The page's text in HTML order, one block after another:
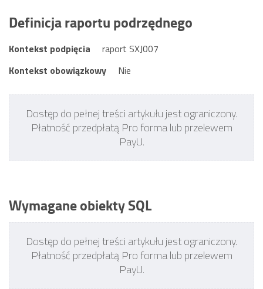
Definicja raportu podrzędnego
Kontekst podpięcia
raport SXJ007
Kontekst obowiązkowy
Nie
Dostęp do pełnej treści artykułu jest ograniczony.
Płatność przedpłatą Pro forma lub przelewem
PayU.
Wymagane obiekty SQL
Dostęp do pełnej treści artykułu jest ograniczony.
Płatność przedpłatą Pro forma lub przelewem
PayU.